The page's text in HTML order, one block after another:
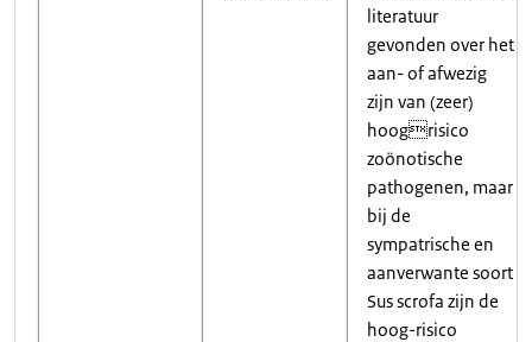
literatuur
gevonden over het
aan- of afwezig
zijn van (zeer)
hoogrisico
zoönotische
pathogenen, maar
bij de
sympatrische en
aanverwante soort
Sus scrofa zijn de
hoog-risico